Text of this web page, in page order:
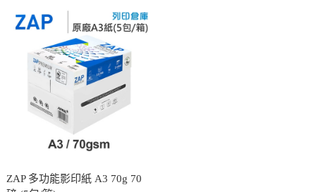
ZAP 多功能影印紙 A3 70g 70